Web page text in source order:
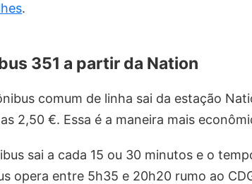
.
351 a partir da Nation
comum de linha sai da estação
2,50 €. Essa é a maneira mais
sai a cada 15 ou 30 minutos e o
opera entre 5h35 e 20h20 rumo ao